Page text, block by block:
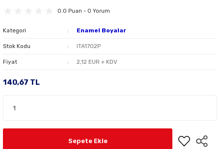
0.0 Puan - 0 Yorum
Kategori Enamel Boyalar
Stok Kodu ITA1702P
Fiyat 2,12 EUR + KDV
140,67 TL
Sepete Ekle